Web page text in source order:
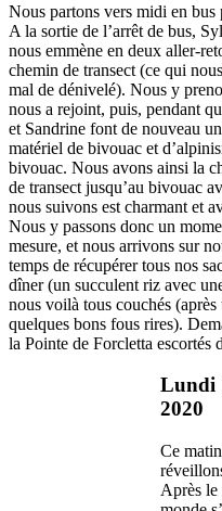
Nous partons vers midi en
A la sortie de l’arrêt de bus,
nous emmène en deux aller-
chemin de transect (ce qui
mal de dénivelé). Nous y
nous a rejoint, puis, pendant
et Sandrine font de nouveau
matériel de bivouac et
bivouac. Nous avons ainsi la
de transect jusqu’au bivouac
nous suivons est charmant et
Nous y passons donc un
mesure, et nous arrivons sur
temps de récupérer tous nos
dîner (un succulent riz avec
nous voilà tous couchés
quelques bons fous rires).
la Pointe de Forcletta escortés
Lundi
2020
Ce
Après